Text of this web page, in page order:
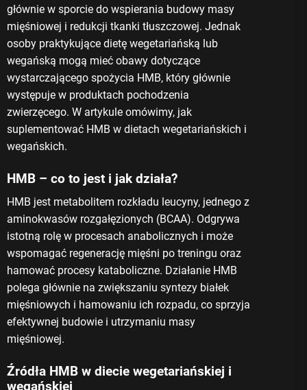
głównie w sporcie do wspierania budowy masy
mięśniowej i redukcji tkanki tłuszczowej. Jednak
osoby praktykujące dietę wegetariańską lub
wegańską mogą mieć obawy dotyczące
wystarczającego spożycia HMB, który głównie
występuje w produktach pochodzenia
zwierzęcego. W artykule omówimy, jak
suplementować HMB w dietach wegetariańskich i
wegańskich.
HMB – co to jest i jak działa?
HMB jest metabolitem rozkładu leucyny, jednego z
aminokwasów rozgałęzionych (BCAA). Odgrywa
istotną rolę w procesach anabolicznych i może
wspomagać regenerację mięśni po treningu oraz
hamować procesy kataboliczne. Działanie HMB
polega głównie na zwiększaniu syntezy białek
mięśniowych i hamowaniu ich rozpadu, co sprzyja
efektywnej budowie i utrzymaniu masy
mięśniowej.
Źródła HMB w diecie wegetariańskiej i
wegańskiej